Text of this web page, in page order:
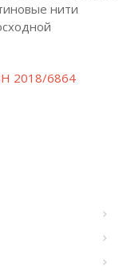
нити
2018/6864